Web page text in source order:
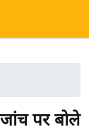
पर बोले